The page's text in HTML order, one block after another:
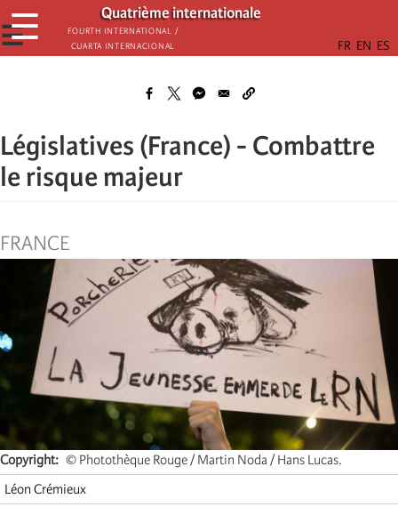
Aller
au
contenu
Quatrième internationale
Fourth International /
Cuarta Internacional
☰
☰
Législatives (France) - Combattre
le risque majeur
FRANCE
Copyright
© Photothèque Rouge / Martin Noda / Hans Lucas.
Léon Crémieux